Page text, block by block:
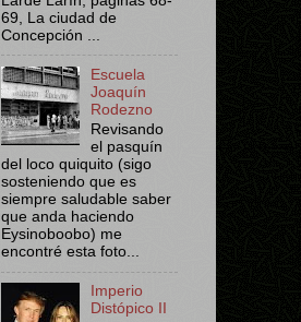
69, La ciudad de
Concepción ...
Escuela
Joaquín
Rodezno
Revisando
el pasquín
del loco quiquito (sigo
sosteniendo que es
siempre saludable saber
que anda haciendo
Eysinoboobo) me
encontré esta foto...
Imperio
Distópico II